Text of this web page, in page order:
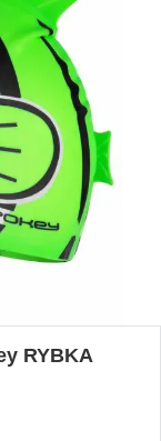
RYBKA